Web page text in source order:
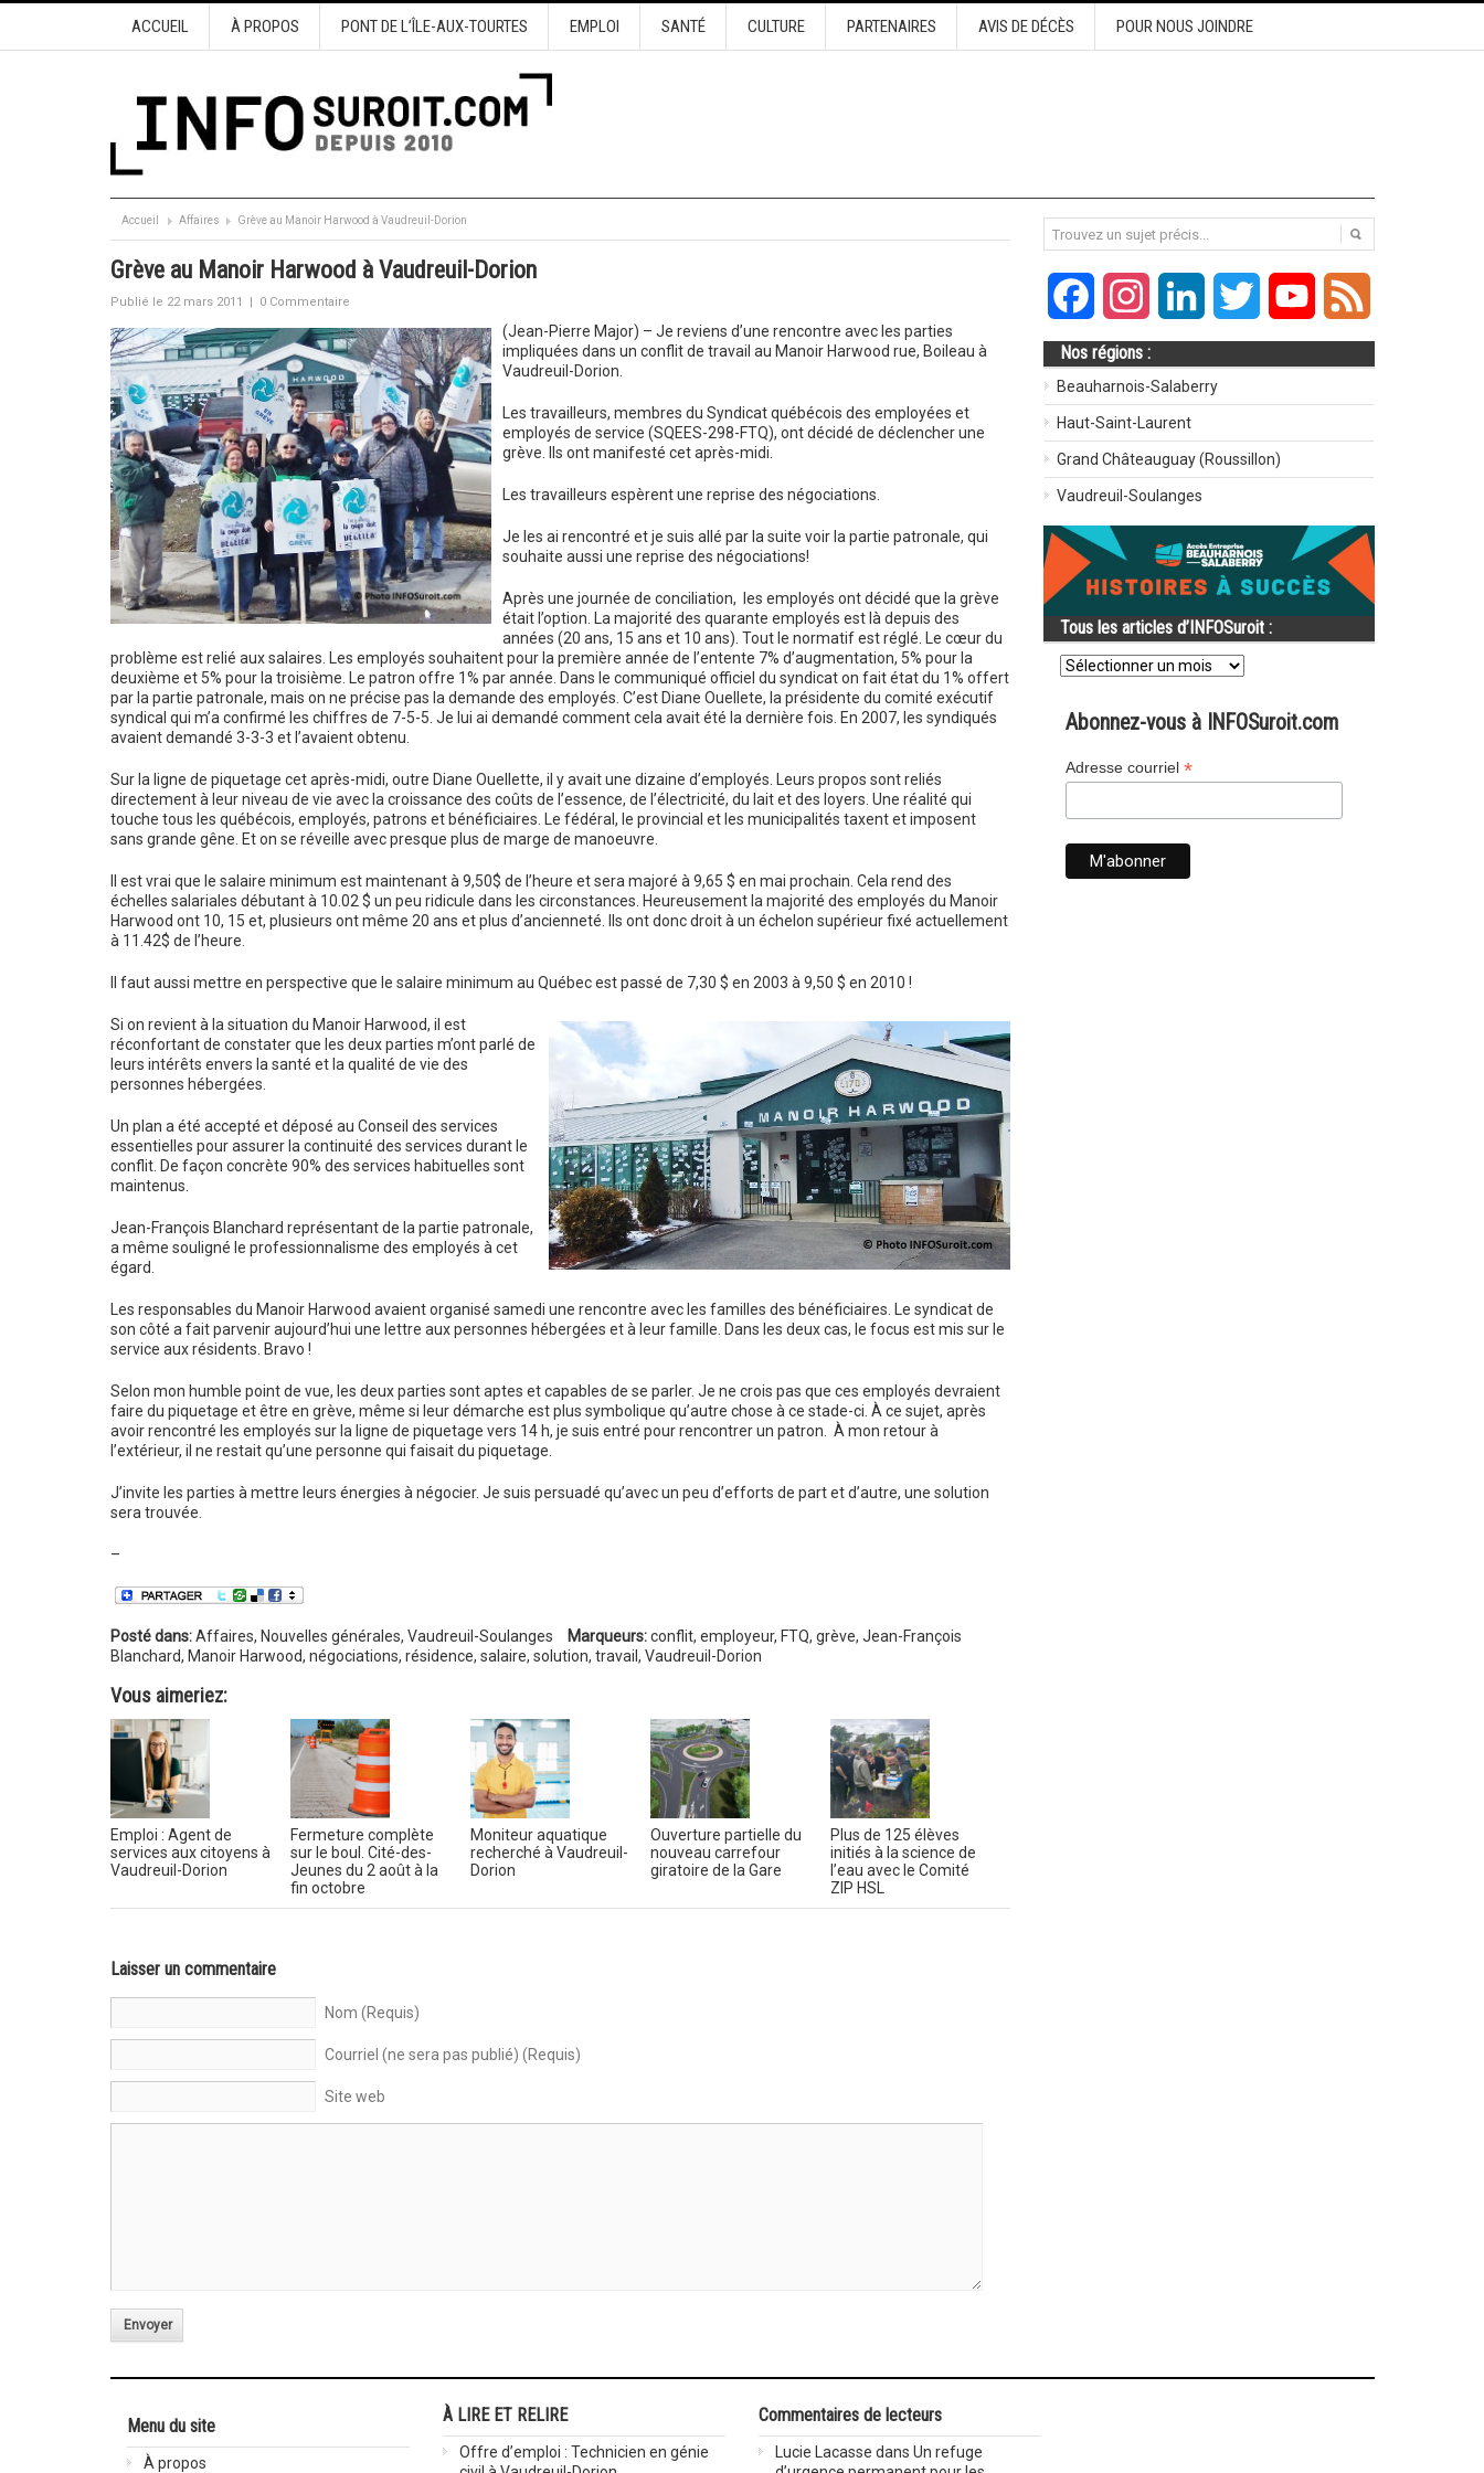
ACCUEIL À PROPOS PONT DE L’ÎLE-AUX-TOURTES EMPLOI SANTÉ CULTURE PARTENAIRES AVIS DE DÉCÈS POUR NOUS JOINDRE
Accueil Affaires Grève au Manoir Harwood à Vaudreuil-Dorion
Grève au Manoir Harwood à Vaudreuil-Dorion
Publié le 22 mars 2011 | 0 Commentaire
(Jean-Pierre Major) – Je reviens d’une rencontre avec les parties
impliquées dans un conflit de travail au Manoir Harwood rue, Boileau à
Vaudreuil-Dorion.
Les travailleurs, membres du Syndicat québécois des employées et
employés de service (SQEES-298-FTQ), ont décidé de déclencher une
grève. Ils ont manifesté cet après-midi.
Les travailleurs espèrent une reprise des négociations.
Je les ai rencontré et je suis allé par la suite voir la partie patronale, qui
souhaite aussi une reprise des négociations!
Après une journée de conciliation, les employés ont décidé que la grève
était l’option. La majorité des quarante employés est là depuis des
années (20 ans, 15 ans et 10 ans). Tout le normatif est réglé. Le cœur du
problème est relié aux salaires. Les employés souhaitent pour la première année de l’entente 7% d’augmentation, 5% pour la
deuxième et 5% pour la troisième. Le patron offre 1% par année. Dans le communiqué officiel du syndicat on fait état du 1% offert
par la partie patronale, mais on ne précise pas la demande des employés. C’est Diane Ouellete, la présidente du comité exécutif
syndical qui m’a confirmé les chiffres de 7-5-5. Je lui ai demandé comment cela avait été la dernière fois. En 2007, les syndiqués
avaient demandé 3-3-3 et l’avaient obtenu.
Sur la ligne de piquetage cet après-midi, outre Diane Ouellette, il y avait une dizaine d’employés. Leurs propos sont reliés
directement à leur niveau de vie avec la croissance des coûts de l’essence, de l’électricité, du lait et des loyers. Une réalité qui
touche tous les québécois, employés, patrons et bénéficiaires. Le fédéral, le provincial et les municipalités taxent et imposent
sans grande gêne. Et on se réveille avec presque plus de marge de manoeuvre.
Il est vrai que le salaire minimum est maintenant à 9,50$ de l’heure et sera majoré à 9,65 $ en mai prochain. Cela rend des
échelles salariales débutant à 10.02 $ un peu ridicule dans les circonstances. Heureusement la majorité des employés du Manoir
Harwood ont 10, 15 et, plusieurs ont même 20 ans et plus d’ancienneté. Ils ont donc droit à un échelon supérieur fixé actuellement
à 11.42$ de l’heure.
Il faut aussi mettre en perspective que le salaire minimum au Québec est passé de 7,30 $ en 2003 à 9,50 $ en 2010 !
Si on revient à la situation du Manoir Harwood, il est
réconfortant de constater que les deux parties m’ont parlé de
leurs intérêts envers la santé et la qualité de vie des
personnes hébergées.
Un plan a été accepté et déposé au Conseil des services
essentielles pour assurer la continuité des services durant le
conflit. De façon concrète 90% des services habituelles sont
maintenus.
Jean-François Blanchard représentant de la partie patronale,
a même souligné le professionnalisme des employés à cet
égard.
Les responsables du Manoir Harwood avaient organisé samedi une rencontre avec les familles des bénéficiaires. Le syndicat de
son côté a fait parvenir aujourd’hui une lettre aux personnes hébergées et à leur famille. Dans les deux cas, le focus est mis sur le
service aux résidents. Bravo !
Selon mon humble point de vue, les deux parties sont aptes et capables de se parler. Je ne crois pas que ces employés devraient
faire du piquetage et être en grève, même si leur démarche est plus symbolique qu’autre chose à ce stade-ci. À ce sujet, après
avoir rencontré les employés sur la ligne de piquetage vers 14 h, je suis entré pour rencontrer un patron. À mon retour à
l’extérieur, il ne restait qu’une personne qui faisait du piquetage.
J’invite les parties à mettre leurs énergies à négocier. Je suis persuadé qu’avec un peu d’efforts de part et d’autre, une solution
sera trouvée.
–
Posté dans:Affaires, Nouvelles générales, Vaudreuil-Soulanges Marqueurs: conflit, employeur, FTQ, grève, Jean-François
Blanchard, Manoir Harwood, négociations, résidence, salaire, solution, travail , Vaudreuil-Dorion
Vous aimeriez:
Emploi : Agent de
services aux citoyens à
Vaudreuil-Dorion
Fermeture complète
sur le boul. Cité-des-
Jeunes du 2 août à la
fin octobre
Moniteur aquatique
recherché à Vaudreuil-
Dorion
Ouverture partielle du
nouveau carrefour
giratoire de la Gare
Plus de 125 élèves
initiés à la science de
l’eau avec le Comité
ZIP HSL
Laisser un commentaire
Nom (Requis)
Courriel (ne sera pas publié) (Requis)
Site web
Envoyer
FacebookInstagramLinkedIn Twitter YouTube
Nos régions :
Beauharnois-Salaberry
Haut-Saint-Laurent
Grand Châteauguay (Roussillon)
Vaudreuil-Soulanges
Tous les articles d’INFOSuroit :
Tous
les
d’INFOSuroit
Abonnez-vous à INFOSuroit.com
Adresse courriel *
Menu du site
À propos
À LIRE ET RELIRE
Offre d’emploi : Technicien en génie
Commentaires de lecteurs
Lucie Lacasse dans Un refuge